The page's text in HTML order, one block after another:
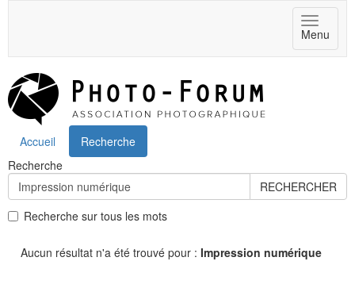
Toggle
Menu
Accueil
Recherche
Recherche
RECHERCHER
Recherche sur tous les mots
Aucun résultat n'a été trouvé pour : Impression numérique